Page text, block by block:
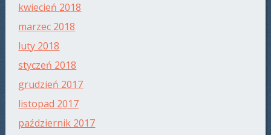
kwiecień 2018
marzec 2018
luty 2018
styczeń 2018
grudzień 2017
listopad 2017
październik 2017